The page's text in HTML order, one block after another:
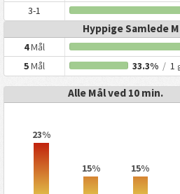
3-1
Hyppige Samlede
4Mål
5Mål 33.3% /1
Alle Mål ved 10 min.
23%
15% 15%